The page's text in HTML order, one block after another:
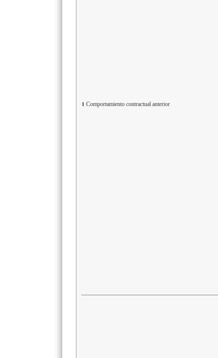
1 Comportamiento contractual anterior